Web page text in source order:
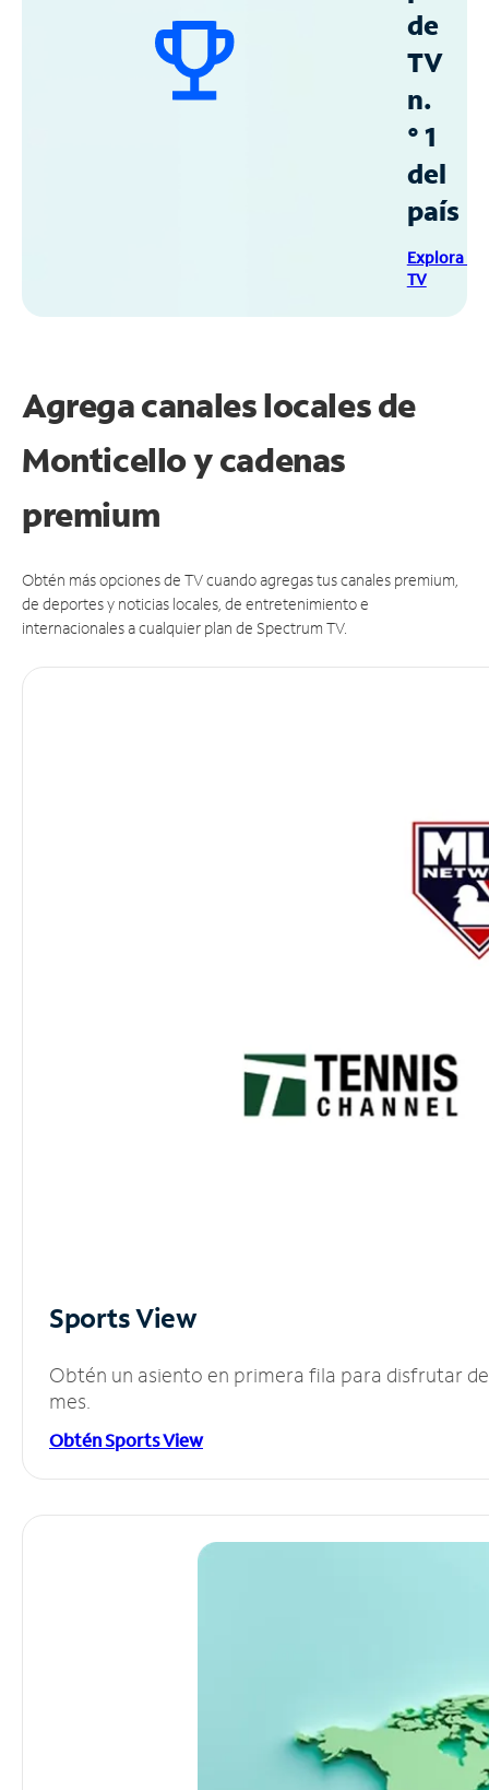
de
TV
n.
° 1
del
país
Explora
TV
Agrega canales locales de
Monticello y cadenas
premium
Obtén más opciones de TV cuando agregas tus canales premium,
de deportes y noticias locales, de entretenimiento e
internacionales a cualquier plan de Spectrum TV.
Sports View
Obtén un asiento en primera fila para disfrutar
mes.
Obtén Sports View